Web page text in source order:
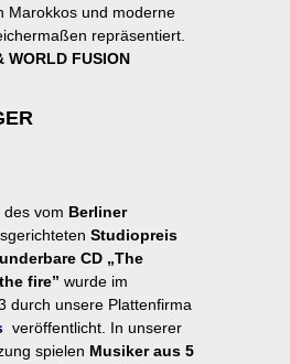
Marokkos und moderne
repräsentiert.
WORLD FUSION
des vom Berliner
Studiopreis
CD „The
fire” wurde im
durch unsere Plattenfirma
veröffentlicht. In unserer
spielen Musiker aus 5